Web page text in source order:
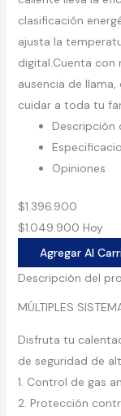
clasificación
ajusta la
digital.Cuenta con
ausencia de
cuidar a toda tu
Descripción
Opiniones
$1.396.900
$1.049.900 Hoy
Agregar Al
Descripción del
MÚLTIPLES
Disfruta tu
de seguridad de
1. Control de gas
2. Protección